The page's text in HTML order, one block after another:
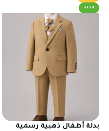
جديد
بدلة أطفال ذهبية رسمية